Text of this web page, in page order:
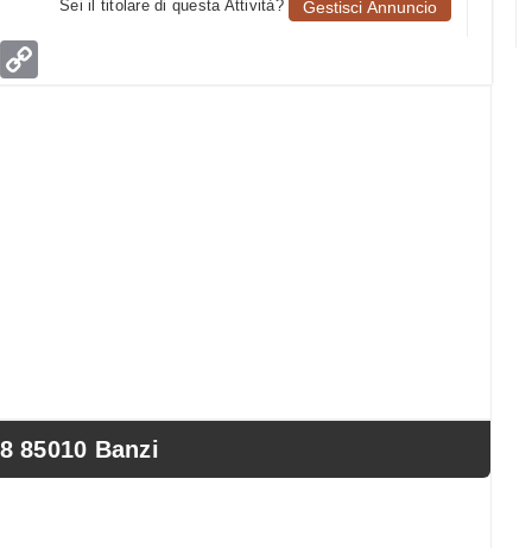
Sei il titolare di questa Attività? Gestisci Annuncio
Email
85010 Banzi